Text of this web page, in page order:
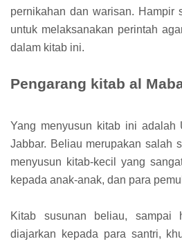
pernikahan dan warisan. Hampir
untuk melaksanakan perintah
dalam kitab ini.
Pengarang kitab al
Yang menyusun kitab ini adalah
Jabbar. Beliau merupakan salah
menyusun kitab-kecil yang
kepada anak-anak, dan para
Kitab susunan beliau, sampai
diajarkan kepada para santri,